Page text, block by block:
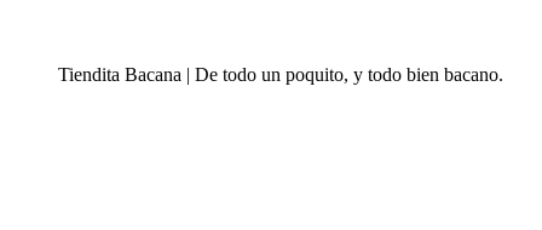
Tiendita Bacana | De todo un poquito, y todo bien bacano.